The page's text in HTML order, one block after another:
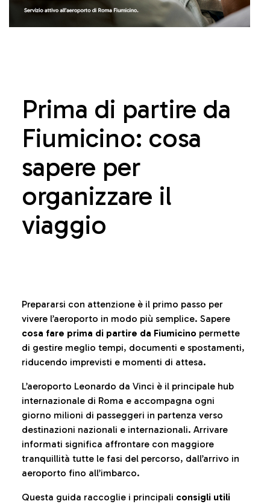
Prima di partire da
Fiumicino: cosa
sapere per
organizzare il
viaggio
Prepararsi con attenzione è il primo passo per
vivere l’aeroporto in modo più semplice. Sapere
cosa fare prima di partire da Fiumicino permette
di gestire meglio tempi, documenti e spostamenti,
riducendo imprevisti e momenti di attesa.
L’aeroporto Leonardo da Vinci è il principale hub
internazionale di Roma e accompagna ogni
giorno milioni di passeggeri in partenza verso
destinazioni nazionali e internazionali. Arrivare
informati significa affrontare con maggiore
tranquillità tutte le fasi del percorso, dall’arrivo in
aeroporto fino all’imbarco.
Questa guida raccoglie i principali consigli utili